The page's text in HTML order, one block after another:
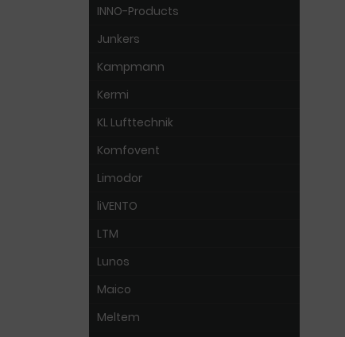
INNO-Products
Junkers
Kampmann
Kermi
KL Lufttechnik
Komfovent
Limodor
liVENTO
LTM
Lunos
Maico
Meltem